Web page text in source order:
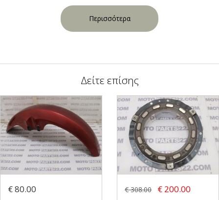
Περισσότερα
Δείτε επίσης
€ 80.00 € 308.00 € 200.00